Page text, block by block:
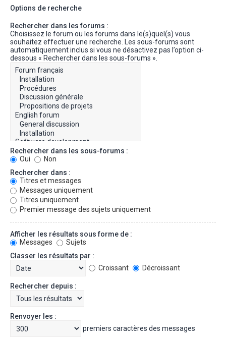
Options de recherche
Rechercher dans les forums :
Choisissez le forum ou les forums dans le(s)quel(s) vous
souhaitez effectuer une recherche. Les sous-forums sont
automatiquement inclus si vous ne désactivez pas l’option ci-
dessous « Rechercher dans les sous-forums ».
Rechercher dans les sous-forums :
Oui
Non
Rechercher dans :
Titres et messages
Messages uniquement
Titres uniquement
Premier message des sujets uniquement
Afficher les résultats sous forme de :
Messages
Sujets
Classer les résultats par :
Croissant
Décroissant
Rechercher depuis :
Renvoyer les :
premiers caractères des messages